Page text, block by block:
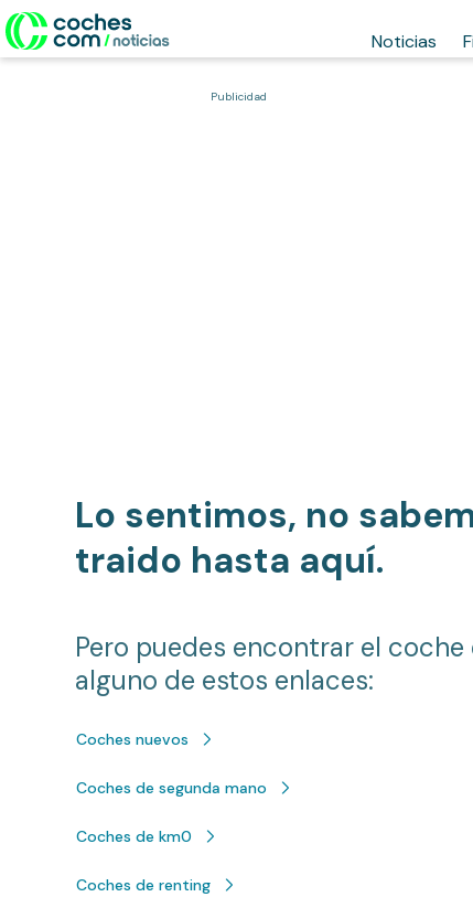
Noticias
Publicidad
Lo sentimos, no
traido hasta aquí.
Pero puedes encontrar el
alguno de estos enlaces:
Coches nuevos
Coches de segunda mano
Coches de km0
Coches de renting